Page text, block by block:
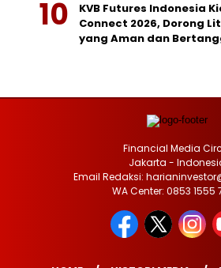
KVB Futures Indonesia
Connect 2026, Dorong
yang Aman dan
Financial Media
Jakarta -
Email Redaksi:
WA Center: 0853 1555